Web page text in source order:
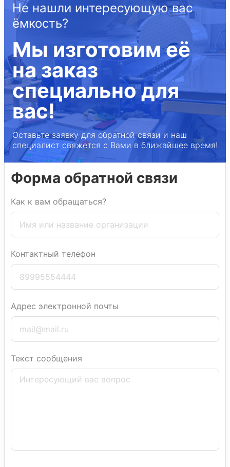
Не нашли интересующую вас
ёмкость?
Мы изготовим её
на заказ
специально для
вас!
Оставьте заявку для обратной связи и наш
специалист свяжется с Вами в ближайшее время!
Форма обратной связи
Как к вам обращаться?
Контактный телефон
Адрес электронной почты
Текст сообщения